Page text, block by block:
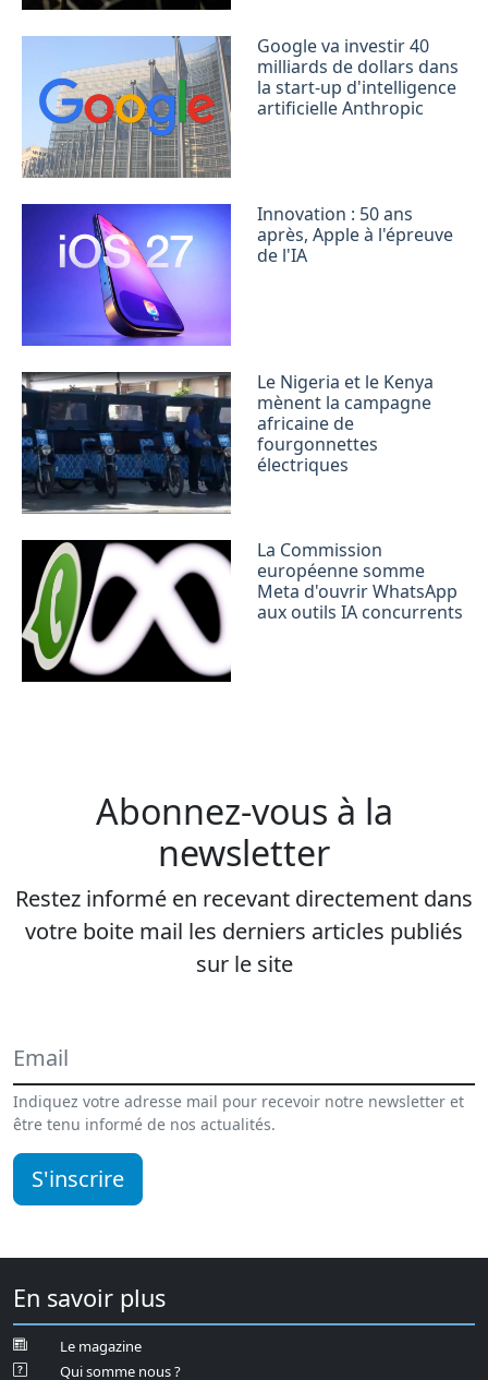
Google va investir 40
milliards de dollars dans
la start-up d'intelligence
artificielle Anthropic
Innovation : 50 ans
après, Apple à l'épreuve
de l'IA
Le Nigeria et le Kenya
mènent la campagne
africaine de
fourgonnettes
électriques
La Commission
européenne somme
Meta d'ouvrir WhatsApp
aux outils IA concurrents
Abonnez-vous à la
newsletter
Restez informé en recevant directement dans
votre boite mail les derniers articles publiés
sur le site
Indiquez votre adresse mail pour recevoir notre newsletter et
être tenu informé de nos actualités.
S'inscrire
En savoir plus
Le magazine
Qui somme nous ?